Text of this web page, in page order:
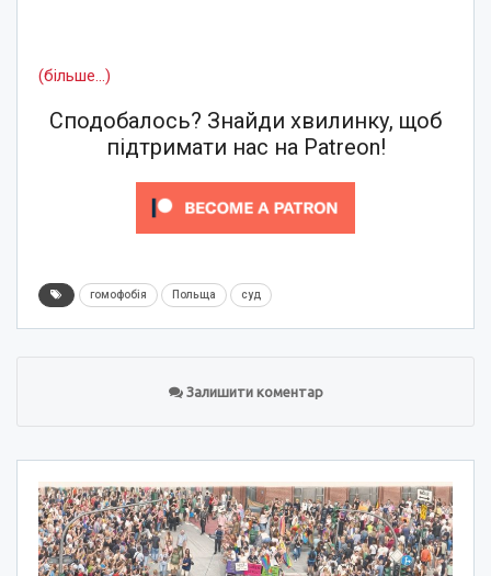
(більше…)
Сподобалось? Знайди хвилинку, щоб
підтримати нас на Patreon!
гомофобія Польща суд
Залишити коментар